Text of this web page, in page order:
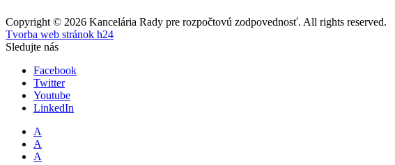
Copyright © 2026 Kancelária Rady pre rozpočtovú zodpovednosť. All rights reserved.
Tvorba web stránok h24
Sledujte nás
Facebook
Twitter
Youtube
LinkedIn
A
A
A